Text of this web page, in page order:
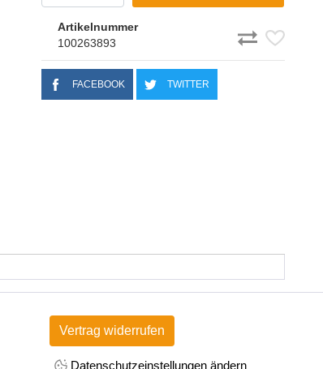
Artikelnummer
100263893
FACEBOOK TWITTER
Vertrag widerrufen
Datenschutzeinstellungen ändern